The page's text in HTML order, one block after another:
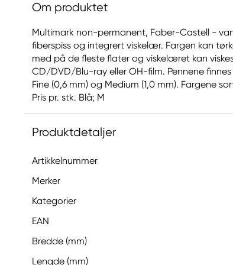
Om produktet
Multimark non-permanent, Faber-Castell -
fiberspiss og integrert viskelær. Fargen kan
med på de fleste flater og viskelæret kan
CD/DVD/Blu-ray eller OH-film. Pennene
Fine (0,6 mm) og Medium (1,0 mm). Fargene
Pris pr. stk. Blå; M
Produktdetaljer
Artikkelnummer
Merker
Kategorier
EAN
Bredde (mm)
Lengde (mm)